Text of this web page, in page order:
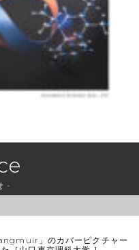
-
」のカバーピクチャー